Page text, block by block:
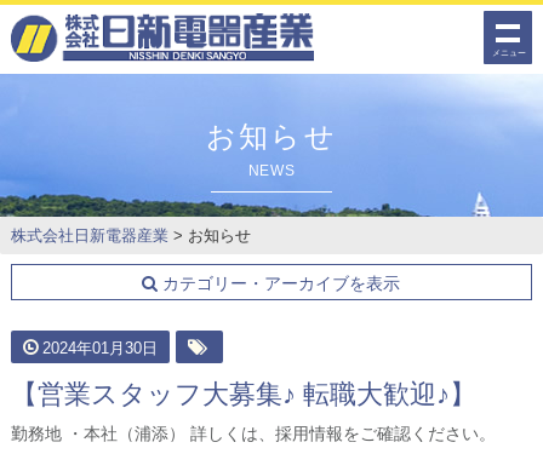
メニュー
お知らせ
NEWS
株式会社日新電器産業 > お知らせ
カテゴリー・アーカイブを表示
2024年01月30日
【営業スタッフ大募集♪ 転職大歓迎♪】
勤務地 ・本社（浦添） 詳しくは、採用情報をご確認ください。